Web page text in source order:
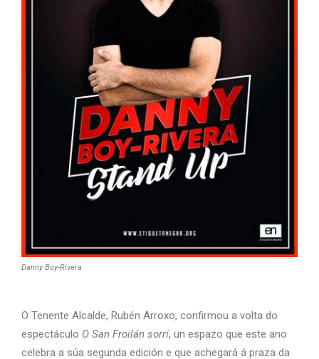
Danny Boy-Rivera
O Tenente Alcalde, Rubén Arroxo, confirmou a volta do
espectáculo O San Froilán sorrí, un espazo que este ano
celebra a súa segunda edición e que achegará á praza da